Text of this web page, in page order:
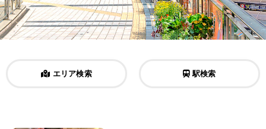
エリア検索 駅検索